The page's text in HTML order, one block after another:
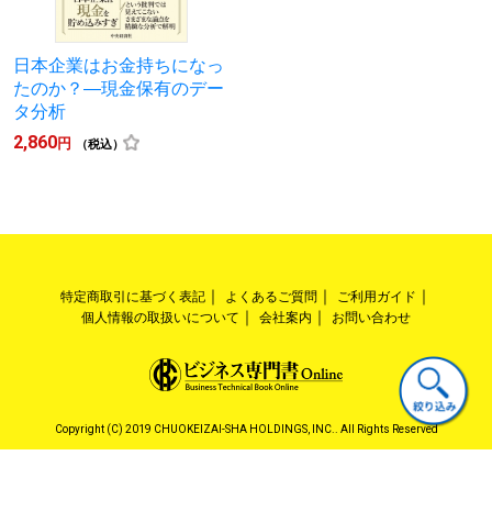
日本企業はお金持ちになっ
たのか？―現金保有のデー
タ分析
2,860円 （税込）
特定商取引に基づく表記 よくあるご質問
ご利用ガイド
個人情報の取扱いについて
会社案内 お問い合わせ
Copyright (C) 2019 CHUOKEIZAI-SHA HOLDINGS, INC.. All Rights Reserved